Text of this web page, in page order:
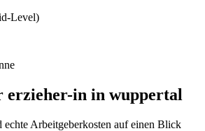
Level)
erzieher-in in wuppertal
echte Arbeitgeberkosten auf einen Blick